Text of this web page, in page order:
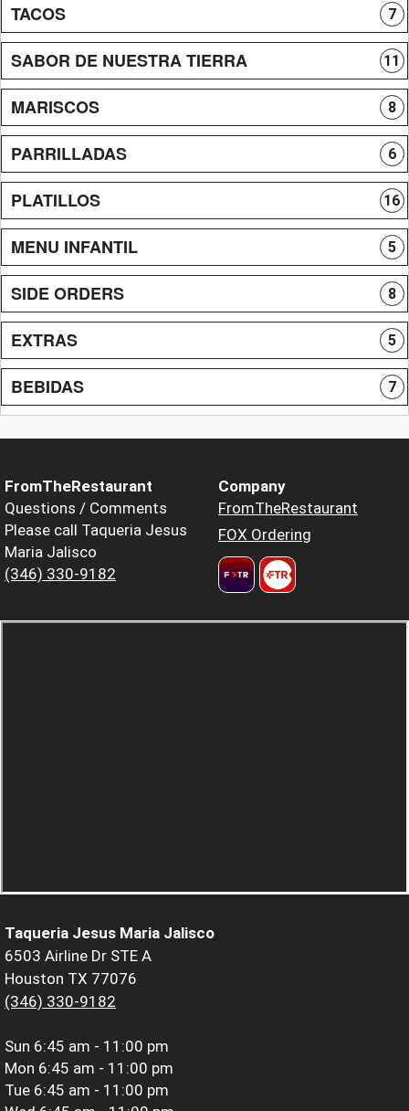
TACOS 7
SABOR DE NUESTRA TIERRA 11
MARISCOS 8
PARRILLADAS 6
PLATILLOS 16
MENU INFANTIL 5
SIDE ORDERS 8
EXTRAS 5
BEBIDAS 7
FromTheRestaurant
Questions / Comments
Please call Taqueria Jesus
Maria Jalisco
(346) 330-9182
Company
FromTheRestaurant
FOX Ordering
Taqueria Jesus Maria Jalisco
6503 Airline Dr STE A
Houston TX 77076
(346) 330-9182
Sun 6:45 am - 11:00 pm
Mon 6:45 am - 11:00 pm
Tue 6:45 am - 11:00 pm